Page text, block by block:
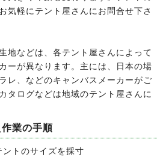
気軽にテント屋さんにお問合せ下さ
地などは、各テント屋さんによって
ーが異なります。主には、日本の場
レ、などのキャンバスメーカーがご
タログなどは地域のテント屋さんに
業の手順
トのサイズを採寸